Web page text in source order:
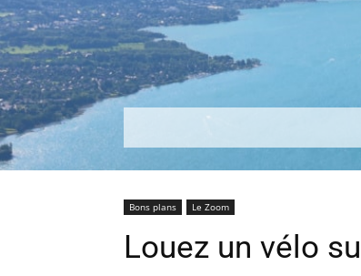
Bons plans Le Zoom
Louez un vélo